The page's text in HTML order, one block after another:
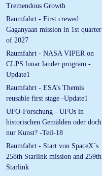
Tremendous Growth
Raumfahrt - First crewed
Gaganyaan mission in 1st quarter
of 2027
Raumfahrt - NASA VIPER on
CLPS lunar lander program -
Update1
Raumfahrt - ESA’s Themis
reusable first stage -Update1
UFO-Forschung - UFOs in
historischen Gemälden oder doch
nur Kunst? -Teil-18
Raumfahrt - Start von SpaceX´s
258th Starlink mission and 259th
Starlink